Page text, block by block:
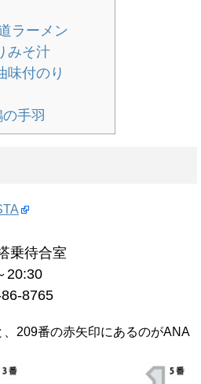
ラーメン
みそ汁
味付のり
手羽
乗待合室
20:30
86-8765
209番の赤矢印にあるのがANA